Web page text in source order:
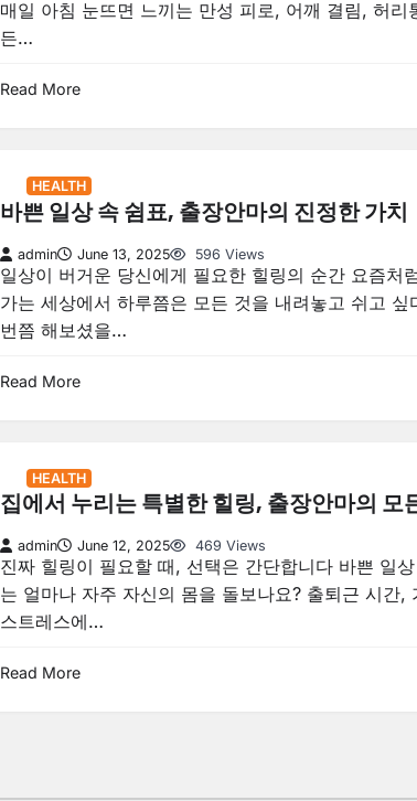
매일 아침 눈뜨면 느끼는 만성 피로, 어깨 결림, 허
든…
Read More
HEALTH
바쁜 일상 속 쉼표, 출장안마의 진정한 가치
admin June 13, 2025 596 Views
일상이 버거운 당신에게 필요한 힐링의 순간 요즘처
가는 세상에서 하루쯤은 모든 것을 내려놓고 쉬고 싶
번쯤 해보셨을…
Read More
HEALTH
집에서 누리는 특별한 힐링, 출장안마의 모
admin June 12, 2025 469 Views
진짜 힐링이 필요할 때, 선택은 간단합니다 바쁜 일
는 얼마나 자주 자신의 몸을 돌보나요? 출퇴근 시간,
스트레스에…
Read More